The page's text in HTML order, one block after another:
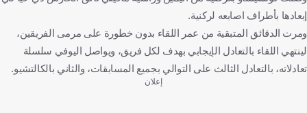
إبعادها بأطراف اصابعه لركنية.
ومرت الدقائق المتبقية من عمر اللقاء بدون خطورة على مرمى الفريقين،
لينتهي اللقاء بالتعادل الإيجابي بهدف لكل فريق، ويواصل اليوفي سلسلة
تعادلاته، بالتعادل الثالث على التوالي بجميع المسابقات، والثاني بالكالتشيو.
إعلان